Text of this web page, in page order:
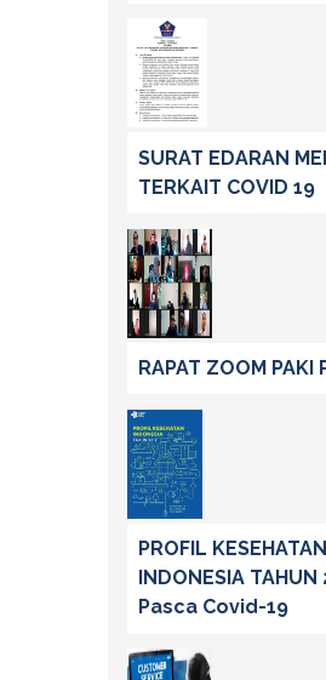
SURAT EDARAN
TERKAIT COVID 19
RAPAT ZOOM PAKI
PROFIL KESEHATAN
INDONESIA TAHUN
Pasca Covid-19